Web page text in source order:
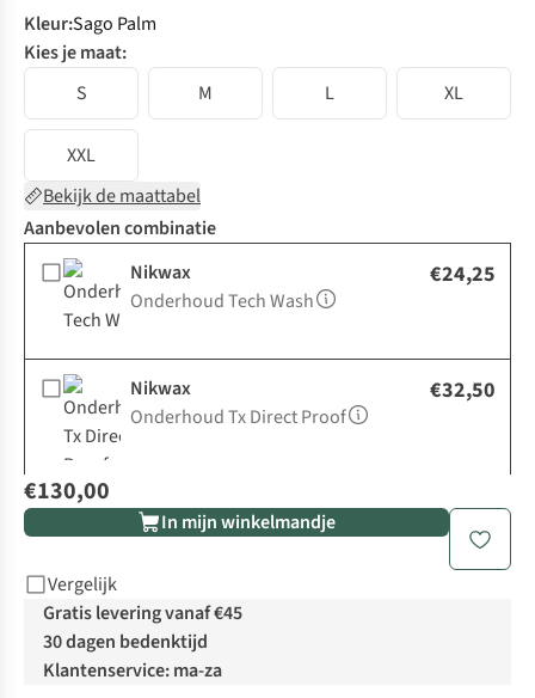
Kleur:Sago Palm
Kies je maat:
S
M L XL
XXL
Bekijk de maattabel
Aanbevolen combinatie
Nikwax
Onderhoud Tech Wash
€24,25
Nikwax
Onderhoud Tx Direct Proof
€32,50
€130,00
In mijn winkelmandje
Vergelijk
Gratis levering vanaf €45
30 dagen bedenktijd
Klantenservice: ma-za